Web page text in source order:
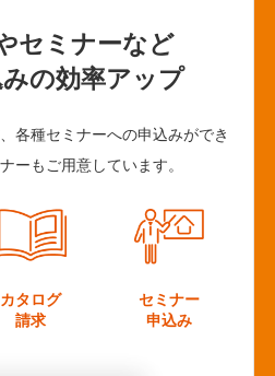
セミナーなど
の効率アップ
各種セミナーへの申込みができ
ーもご用意しています。
カタログ
請求
セミナー
申込み